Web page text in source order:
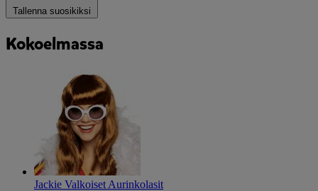
Tallenna suosikiksi
Kokoelmassa
Jackie Valkoiset Aurinkolasit